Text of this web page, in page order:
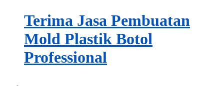
Terima Jasa Pembuatan
Mold Plastik Botol
Professional